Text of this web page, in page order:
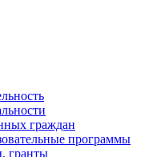
граждан
программы
гранты